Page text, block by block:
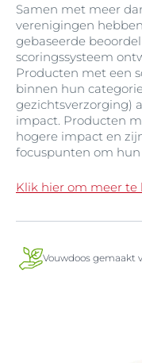
Samen met meer
verenigingen
gebaseerde
scoringssysteem
Producten met een
binnen hun
gezichtsverzorging)
impact. Producten
hogere impact en
focuspunten om
Klik hier om meer te
Vouwdoos gemaakt